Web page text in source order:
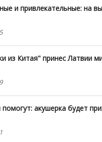
и привлекательные: на
из Китая" принес Латвии
акушерка будет